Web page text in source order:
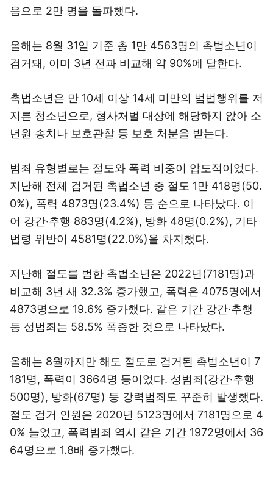
음으로 2만 명을 돌파했다.
올해는 8월 31일 기준 총 1만 4563명의 촉법소년이
검거돼, 이미 3년 전과 비교해 약 90%에 달한다.
촉법소년은 만 10세 이상 14세 미만의 범법행위를 저
지른 청소년으로, 형사처벌 대상에 해당하지 않아 소
년원 송치나 보호관찰 등 보호 처분을 받는다.
범죄 유형별로는 절도와 폭력 비중이 압도적이었다.
지난해 전체 검거된 촉법소년 중 절도 1만 418명(50.
0%), 폭력 4873명(23.4%) 등 순으로 나타났다. 이
어 강간·추행 883명(4.2%), 방화 48명(0.2%), 기타
법령 위반이 4581명(22.0%)을 차지했다.
지난해 절도를 범한 촉법소년은 2022년(7181명)과
비교해 3년 새 32.3% 증가했고, 폭력은 4075명에서
4873명으로 19.6% 증가했다. 같은 기간 강간·추행
등 성범죄는 58.5% 폭증한 것으로 나타났다.
올해는 8월까지만 해도 절도로 검거된 촉법소년이 7
181명, 폭력이 3664명 등이었다. 성범죄(강간·추행
500명), 방화(67명) 등 강력범죄도 꾸준히 발생했다.
절도 검거 인원은 2020년 5123명에서 7181명으로 4
0% 늘었고, 폭력범죄 역시 같은 기간 1972명에서 36
64명으로 1.8배 증가했다.